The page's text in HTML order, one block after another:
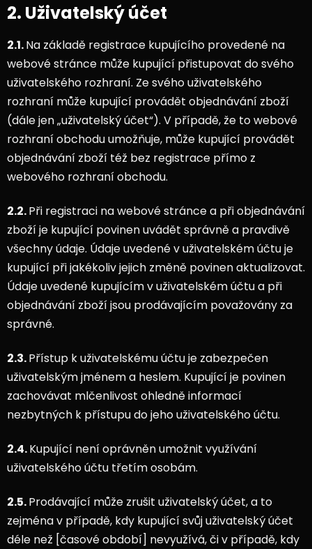
2. Uživatelský účet
2.1.Na základě registrace kupujícího provedené na
webové stránce může kupující přistupovat do svého
uživatelského rozhraní. Ze svého uživatelského
rozhraní může kupující provádět objednávání zboží
(dále jen „uživatelský účet“). V případě, že to webové
rozhraní obchodu umožňuje, může kupující provádět
objednávání zboží též bez registrace přímo z
webového rozhraní obchodu.
2.2.Při registraci na webové stránce a při objednávání
zboží je kupující povinen uvádět správně a pravdivě
všechny údaje. Údaje uvedené v uživatelském účtu je
kupující při jakékoliv jejich změně povinen aktualizovat.
Údaje uvedené kupujícím v uživatelském účtu a při
objednávání zboží jsou prodávajícím považovány za
správné.
2.3.Přístup k uživatelskému účtu je zabezpečen
uživatelským jménem a heslem. Kupující je povinen
zachovávat mlčenlivost ohledně informací
nezbytných k přístupu do jeho uživatelského účtu.
2.4.Kupující není oprávněn umožnit využívání
uživatelského účtu třetím osobám.
2.5.Prodávající může zrušit uživatelský účet, a to
zejména v případě, kdy kupující svůj uživatelský účet
déle než [časové období] nevyužívá, či v případě, kdy